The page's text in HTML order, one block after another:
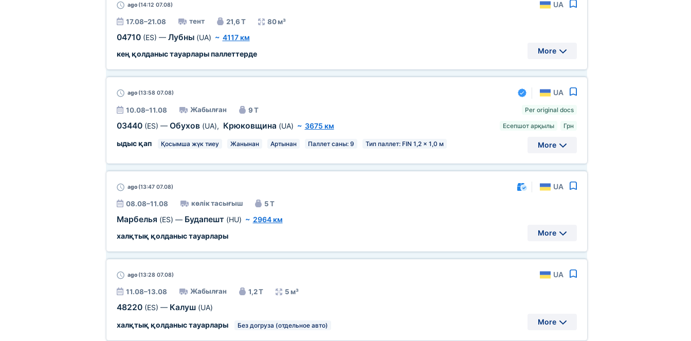
ago (14:12 07.08) UA
17.08–21.08 тент 21,6 Т 80 м³
04710 (ES) — Лубны (UA) ~ 4117 км
кең қолданыс тауарлары паллеттерде
More
ago (13:58 07.08) UA
10.08–11.08 Жабылған 9 Т
03440 (ES) — Обухов (UA), Крюковщина (UA) ~ 3675 км
ыдыс қап
Қосымша жүк тиеу Жанынан Артынан Паллет саны: 9 Тип паллет: FIN 1,2 x 1,0 м
Per original docs
Есепшот арқылы Грн
More
ago (13:47 07.08) UA
08.08–11.08 көлік тасығыш 5 Т
Марбелья (ES) — Будапешт (HU) ~ 2964 км
халқтық қолданыс тауарлары
More
ago (13:28 07.08) UA
11.08–13.08 Жабылған 1,2 Т 5 м³
48220 (ES) — Калуш (UA)
халқтық қолданыс тауарлары
Без догруза (отдельное авто) More